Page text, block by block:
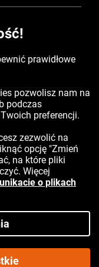
prawidłowe
pozwolisz nam na
podczas
preferencji.
zezwolić na
opcję "Zmień
na które pliki
Więcej
o plikach